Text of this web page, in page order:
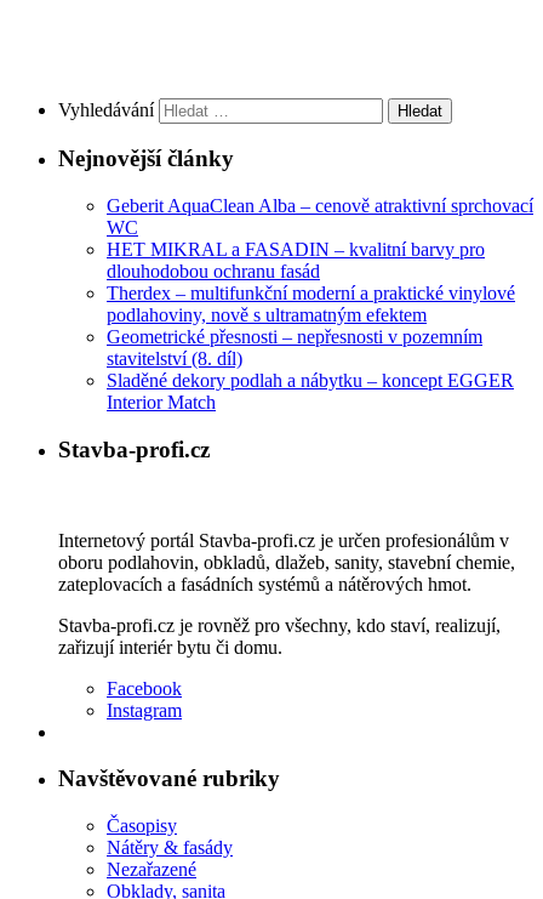
Vyhledávání
Nejnovější články
Geberit AquaClean Alba – cenově atraktivní sprchovací
WC
HET MIKRAL a FASADIN – kvalitní barvy pro
dlouhodobou ochranu fasád
Therdex – multifunkční moderní a praktické vinylové
podlahoviny, nově s ultramatným efektem
Geometrické přesnosti – nepřesnosti v pozemním
stavitelství (8. díl)
Sladěné dekory podlah a nábytku – koncept EGGER
Interior Match
Stavba-profi.cz
Internetový portál Stavba-profi.cz je určen profesionálům v
oboru podlahovin, obkladů, dlažeb, sanity, stavební chemie,
zateplovacích a fasádních systémů a nátěrových hmot.
Stavba-profi.cz je rovněž pro všechny, kdo staví, realizují,
zařizují interiér bytu či domu.
Facebook
Instagram
Navštěvované rubriky
Časopisy
Nátěry & fasády
Nezařazené
Obklady, sanita